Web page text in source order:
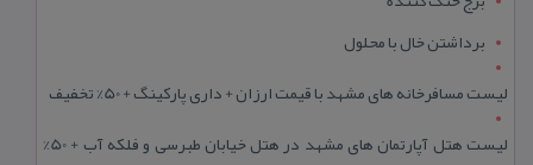
برداشتن خال با محلول
لیست مسافرخانه های مشهد با قیمت ارزان + داری پارکینگ + 50% تخفیف
لیست هتل آپارتمان های مشهد در هتل خیابان طبرسی و فلکه آب + 50%